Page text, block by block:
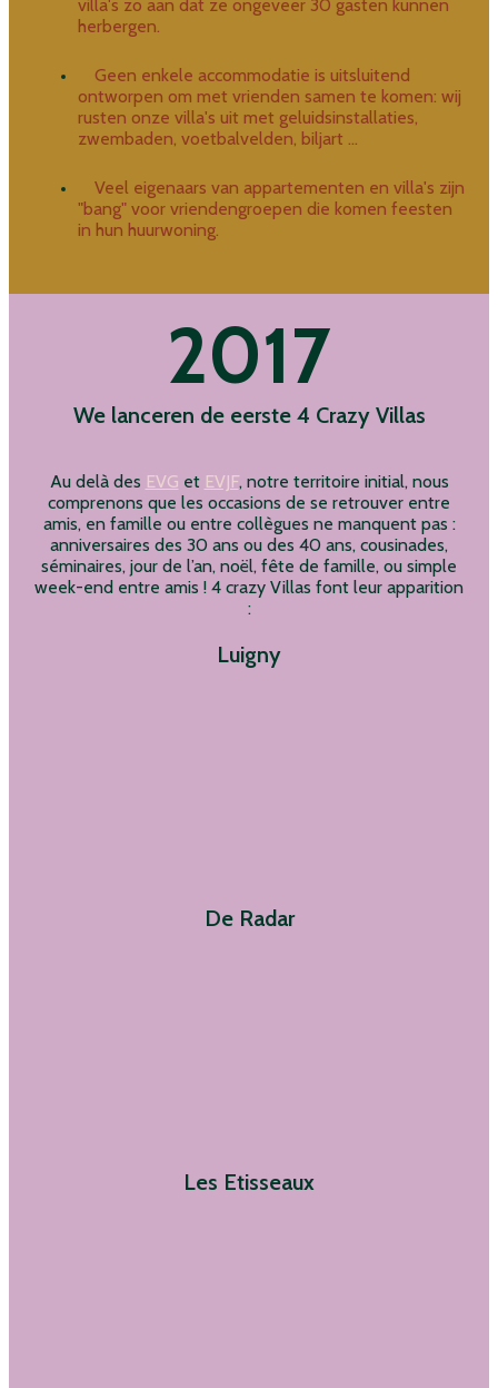
villa's zo aan dat ze ongeveer 30 gasten kunnen
herbergen.
Geen enkele accommodatie is uitsluitend
ontworpen om met vrienden samen te komen: wij
rusten onze villa's uit met geluidsinstallaties,
zwembaden, voetbalvelden, biljart ...
Veel eigenaars van appartementen en villa's zijn
"bang" voor vriendengroepen die komen feesten
in hun huurwoning.
2017
We lanceren de eerste 4 Crazy Villas
Au delà des EVG et EVJF, notre territoire initial, nous
comprenons que les occasions de se retrouver entre
amis, en famille ou entre collègues ne manquent pas :
anniversaires des 30 ans ou des 40 ans, cousinades,
séminaires, jour de l’an, noël, fête de famille, ou simple
week-end entre amis ! 4 crazy Villas font leur apparition
:
Luigny
De Radar
Les Etisseaux